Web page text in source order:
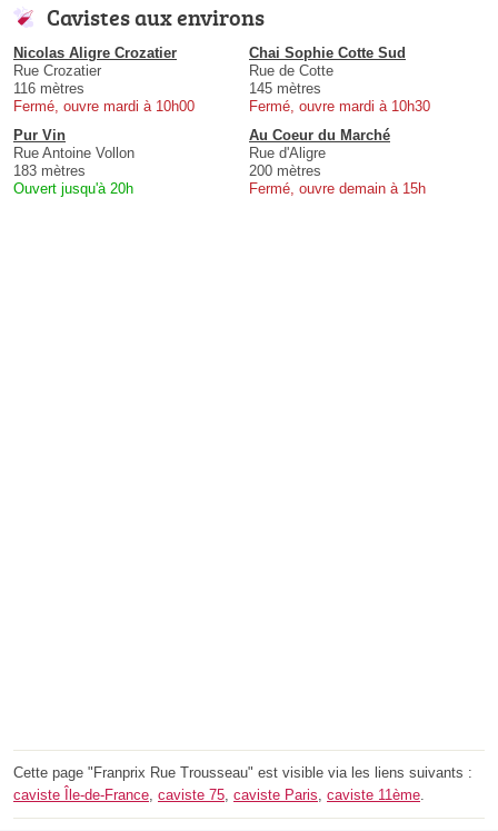
Cavistes aux environs
Nicolas Aligre Crozatier
Rue Crozatier
116 mètres
Fermé, ouvre mardi à 10h00
Chai Sophie Cotte Sud
Rue de Cotte
145 mètres
Fermé, ouvre mardi à 10h30
Pur Vin
Rue Antoine Vollon
183 mètres
Ouvert jusqu'à 20h
Au Coeur du Marché
Rue d'Aligre
200 mètres
Fermé, ouvre demain à 15h
Cette page "Franprix Rue Trousseau" est visible via les liens suivants :
caviste Île-de-France, caviste 75, caviste Paris, caviste 11ème.